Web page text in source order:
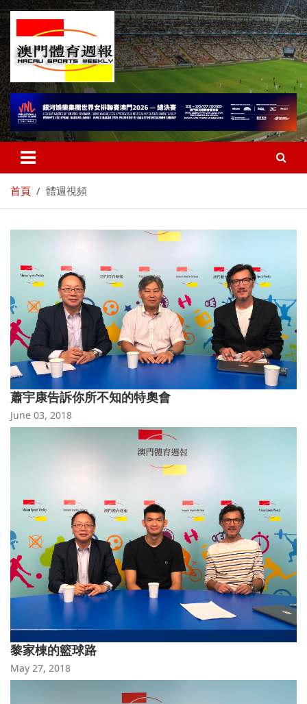
首頁 體週視頻
蕭宇康告訴你所不知的特奧會
June 03, 2018
黎家棟的籃球路
May 27, 2018